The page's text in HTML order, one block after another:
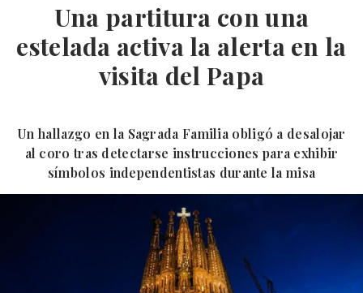
Una partitura con una
estelada activa la alerta en la
visita del Papa
Un hallazgo en la Sagrada Familia obligó a desalojar
al coro tras detectarse instrucciones para exhibir
símbolos independentistas durante la misa